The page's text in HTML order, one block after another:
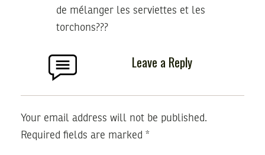
de mélanger les serviettes et les
torchons???
Leave a Reply
Your email address will not be published.
Required fields are marked *